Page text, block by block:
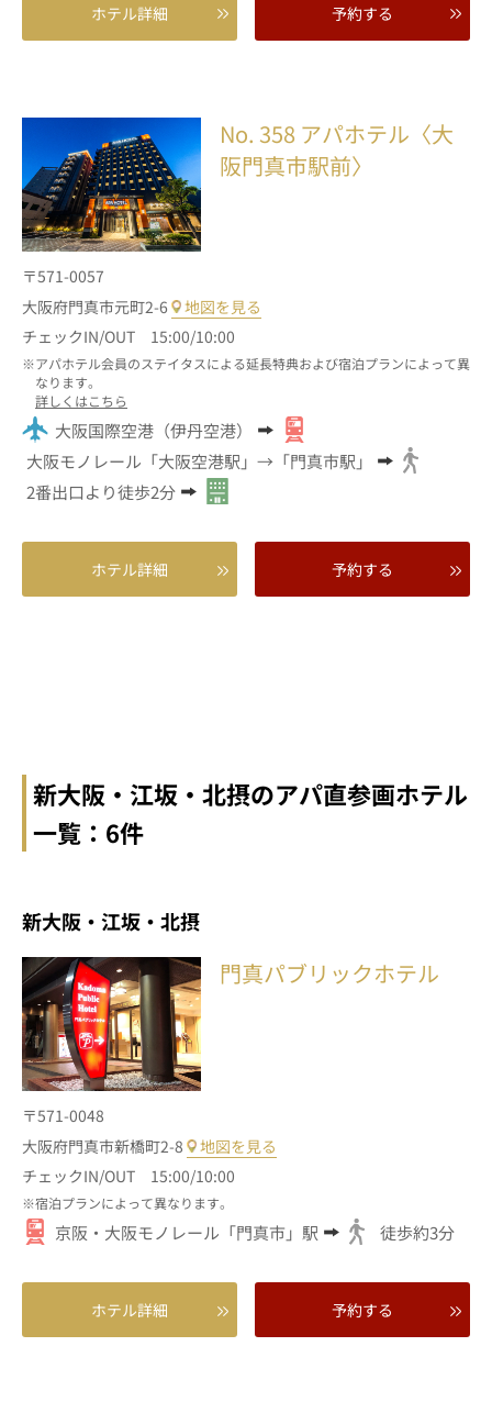
ホテル詳細 予約する
No. 358 アパホテル〈大
阪門真市駅前〉
〒571-0057
大阪府門真市元町2-6
地図を見る
チェックIN/OUT 15:00/10:00
アパホテル会員のステイタスによる延長特典および宿泊プランによって異
なります。
詳しくはこちら
大阪国際空港（伊丹空港）
大阪モノレール「大阪空港駅」→「門真市駅」
2番出口より徒歩2分
ホテル詳細 予約する
新大阪・江坂・北摂のアパ直参画ホテル
一覧：6件
新大阪・江坂・北摂
門真パブリックホテル
〒571-0048
大阪府門真市新橋町2-8
地図を見る
チェックIN/OUT 15:00/10:00
宿泊プランによって異なります。
京阪・大阪モノレール「門真市」駅 徒歩約3分
ホテル詳細 予約する